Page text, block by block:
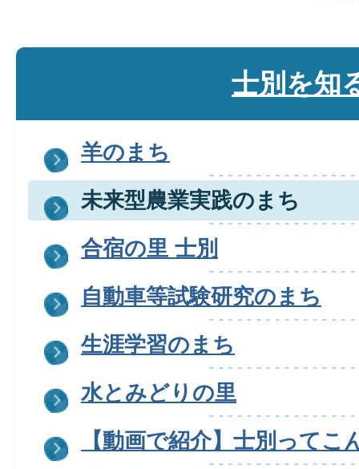
士別を知
羊のまち
未来型農業実践のまち
合宿の里 士別
自動車等試験研究のまち
生涯学習のまち
水とみどりの里
【動画で紹介】士別ってこ